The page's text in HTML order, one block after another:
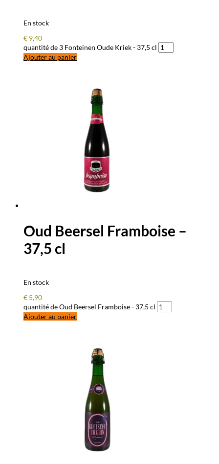
En stock
€ 9,40
quantité de 3 Fonteinen Oude Kriek - 37,5 cl
Ajouter au panier
Oud Beersel Framboise –
37,5 cl
En stock
€ 5,90
quantité de Oud Beersel Framboise - 37,5 cl
Ajouter au panier